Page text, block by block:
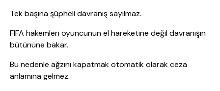
Tek başına şüpheli davranış sayılmaz.
FIFA hakemleri oyuncunun el hareketine değil davranışın
bütününe bakar.
Bu nedenle ağzını kapatmak otomatik olarak ceza
anlamına gelmez.